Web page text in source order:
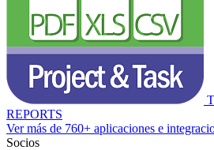
REPORTS
Ver más de 760+ aplicaciones e
Socios